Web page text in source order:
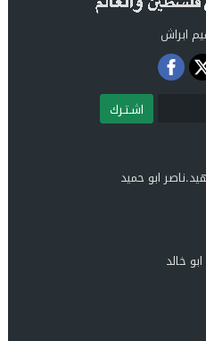
ابراش
اشـتـرك
ابو حميد
خالد